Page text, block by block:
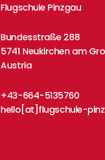
Flugschule Pinzgau
Bundesstraße 288
5741 Neukirchen am
Austria
+43-664-5135760
hello[at]flugschule-